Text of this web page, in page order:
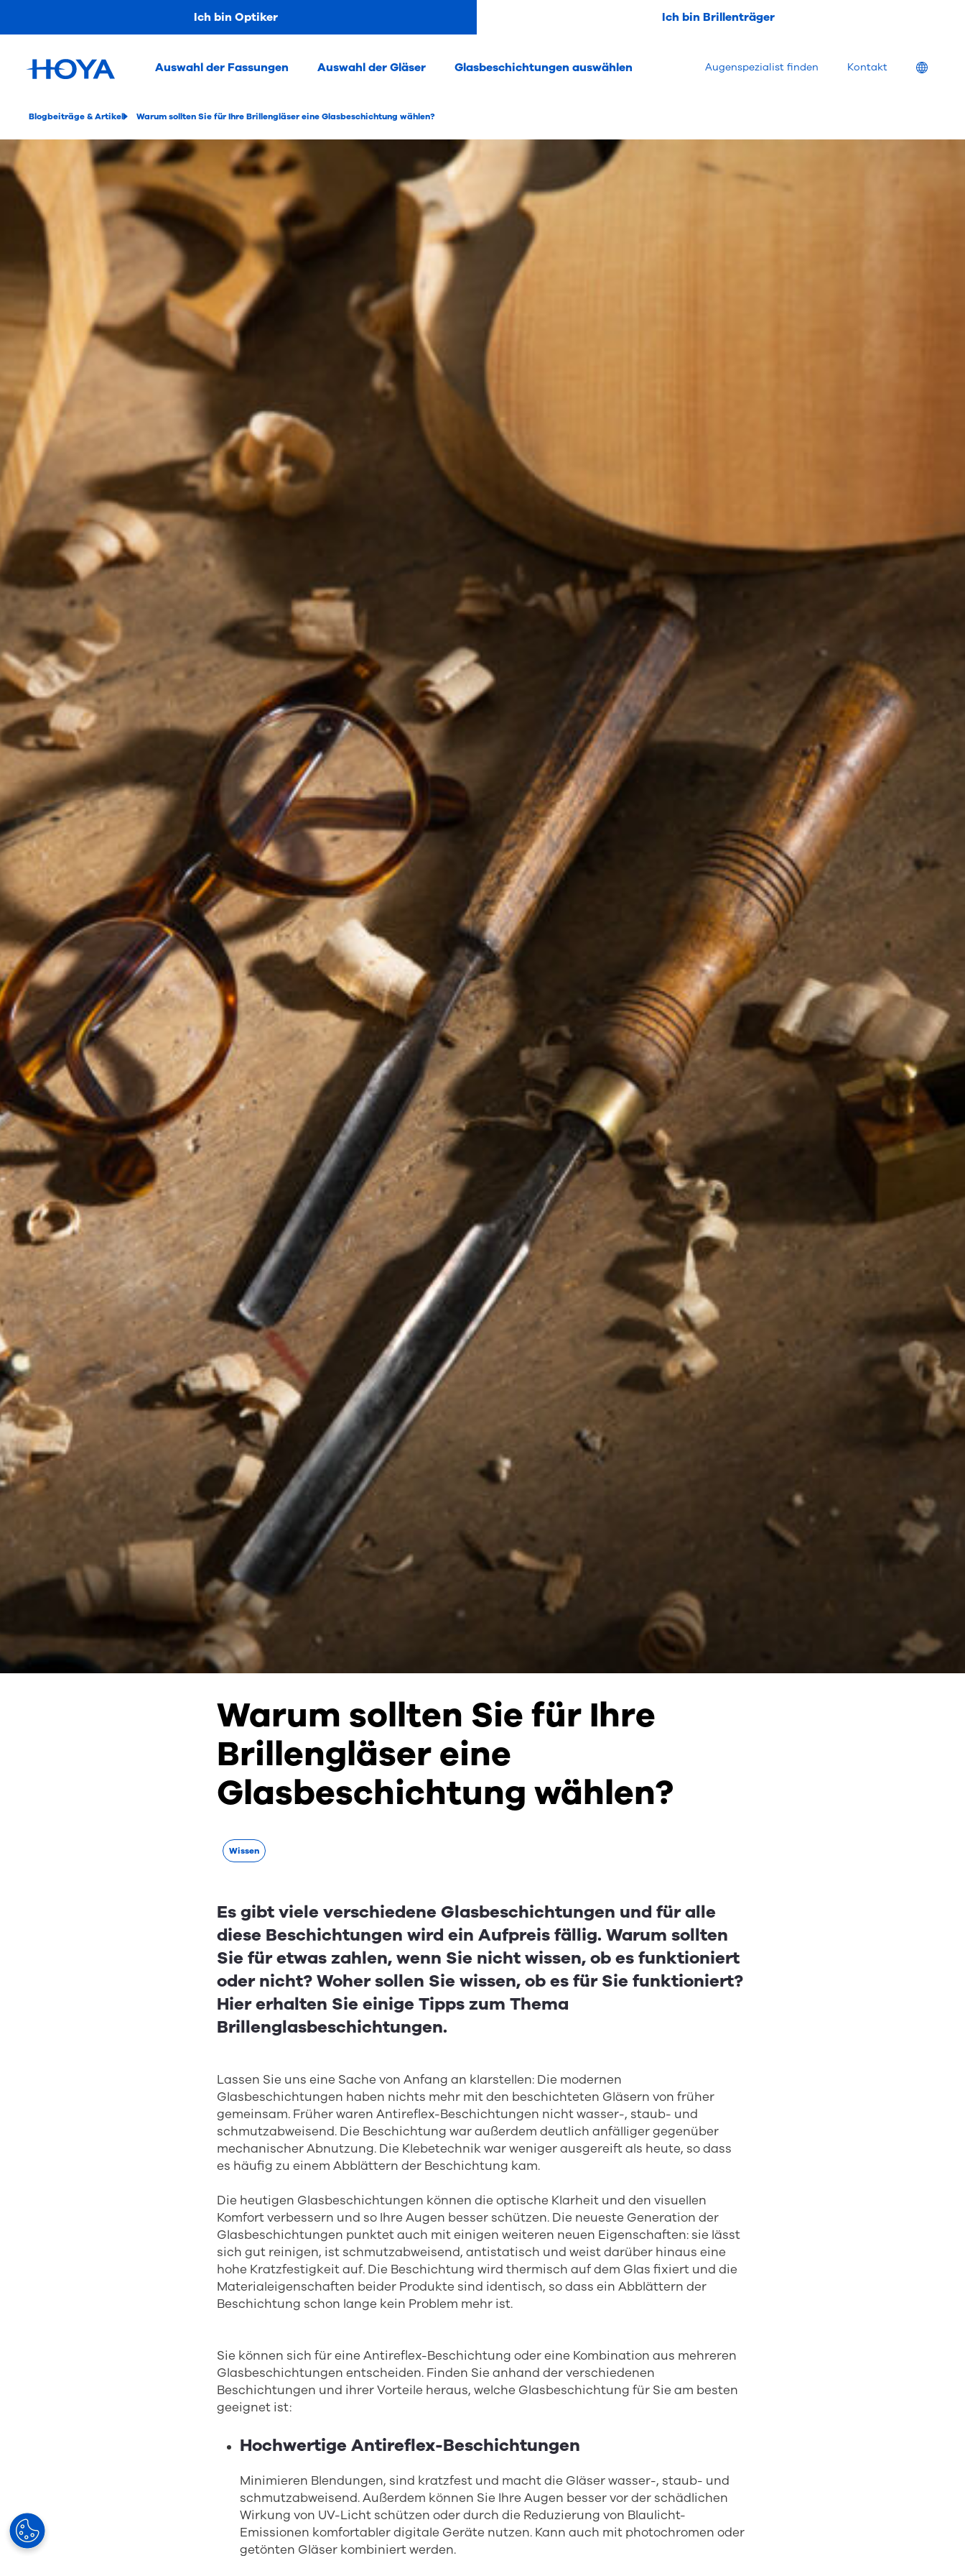
Ich bin Optiker Ich bin Brillenträger
Auswahl der Fassungen Auswahl der Gläser Glasbeschichtungen auswählen Augenspezialist finden Kontakt Location
Blogbeiträge & Artikel Warum sollten Sie für Ihre Brillengläser eine Glasbeschichtung wählen?
Warum sollten Sie für Ihre
Brillengläser eine
Glasbeschichtung wählen?
Wissen
Es gibt viele verschiedene Glasbeschichtungen und für alle
diese Beschichtungen wird ein Aufpreis fällig. Warum sollten
Sie für etwas zahlen, wenn Sie nicht wissen, ob es funktioniert
oder nicht? Woher sollen Sie wissen, ob es für Sie funktioniert?
Hier erhalten Sie einige Tipps zum Thema
Brillenglasbeschichtungen.
Lassen Sie uns eine Sache von Anfang an klarstellen: Die modernen
Glasbeschichtungen haben nichts mehr mit den beschichteten Gläsern von früher
gemeinsam. Früher waren Antireflex-Beschichtungen nicht wasser-, staub- und
schmutzabweisend. Die Beschichtung war außerdem deutlich anfälliger gegenüber
mechanischer Abnutzung. Die Klebetechnik war weniger ausgereift als heute, so dass
es häufig zu einem Abblättern der Beschichtung kam.
Die heutigen Glasbeschichtungen können die optische Klarheit und den visuellen
Komfort verbessern und so Ihre Augen besser schützen. Die neueste Generation der
Glasbeschichtungen punktet auch mit einigen weiteren neuen Eigenschaften: sie lässt
sich gut reinigen, ist schmutzabweisend, antistatisch und weist darüber hinaus eine
hohe Kratzfestigkeit auf. Die Beschichtung wird thermisch auf dem Glas fixiert und die
Materialeigenschaften beider Produkte sind identisch, so dass ein Abblättern der
Beschichtung schon lange kein Problem mehr ist.
Sie können sich für eine Antireflex-Beschichtung oder eine Kombination aus mehreren
Glasbeschichtungen entscheiden. Finden Sie anhand der verschiedenen
Beschichtungen und ihrer Vorteile heraus, welche Glasbeschichtung für Sie am besten
geeignet ist:
Hochwertige Antireflex-Beschichtungen
Minimieren Blendungen, sind kratzfest und macht die Gläser wasser-, staub- und
schmutzabweisend. Außerdem können Sie Ihre Augen besser vor der schädlichen
Wirkung von UV-Licht schützen oder durch die Reduzierung von Blaulicht-
Emissionen komfortabler digitale Geräte nutzen. Kann auch mit photochromen oder
getönten Gläser kombiniert werden.